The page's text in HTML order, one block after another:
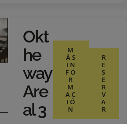
Okt
He
Way
Are
Al 3
M
ÁS
IN
FO
R
M
AC
IÓ
N
R
E
S
E
R
V
A
R